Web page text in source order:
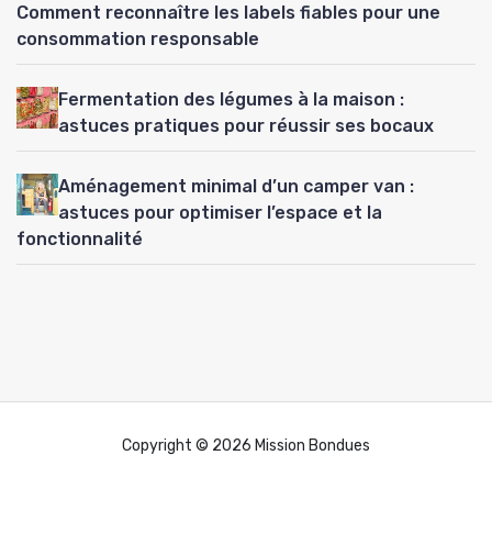
Comment reconnaître les labels fiables pour une
consommation responsable
Fermentation des légumes à la maison :
astuces pratiques pour réussir ses bocaux
Aménagement minimal d’un camper van :
astuces pour optimiser l’espace et la
fonctionnalité
Copyright © 2026 Mission Bondues